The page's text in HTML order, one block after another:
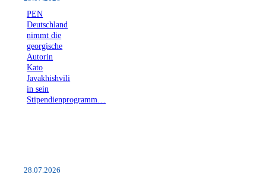
PEN
Deutschland
nimmt die
georgische
Autorin
Kato
Javakhishvili
in sein
Stipendienprogramm…
28.07.2026